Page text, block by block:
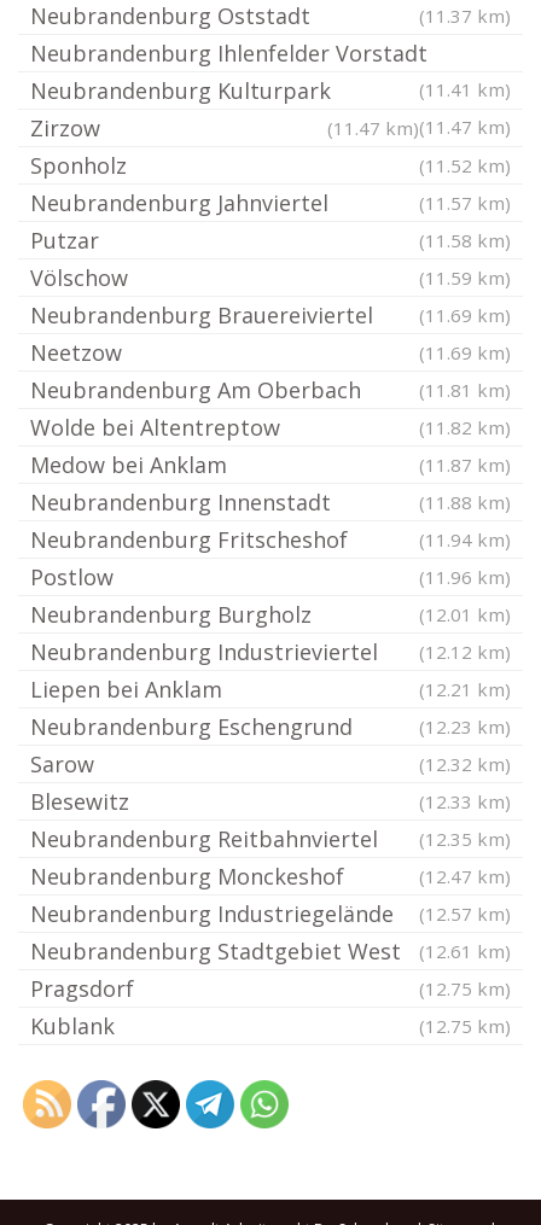
Neubrandenburg Oststadt (11.37 km)
Neubrandenburg Ihlenfelder Vorstadt
(11.41 km)
Neubrandenburg Kulturpark
(11.47 km)
Zirzow (11.47 km)
Sponholz (11.52 km)
Neubrandenburg Jahnviertel (11.57 km)
Putzar (11.58 km)
Völschow (11.59 km)
Neubrandenburg Brauereiviertel (11.69 km)
Neetzow (11.69 km)
Neubrandenburg Am Oberbach (11.81 km)
Wolde bei Altentreptow (11.82 km)
Medow bei Anklam (11.87 km)
Neubrandenburg Innenstadt (11.88 km)
Neubrandenburg Fritscheshof (11.94 km)
Postlow (11.96 km)
Neubrandenburg Burgholz (12.01 km)
Neubrandenburg Industrieviertel (12.12 km)
Liepen bei Anklam (12.21 km)
Neubrandenburg Eschengrund (12.23 km)
Sarow (12.32 km)
Blesewitz (12.33 km)
Neubrandenburg Reitbahnviertel (12.35 km)
Neubrandenburg Monckeshof (12.47 km)
Neubrandenburg Industriegelände (12.57 km)
Neubrandenburg Stadtgebiet West (12.61 km)
Pragsdorf (12.75 km)
Kublank (12.75 km)